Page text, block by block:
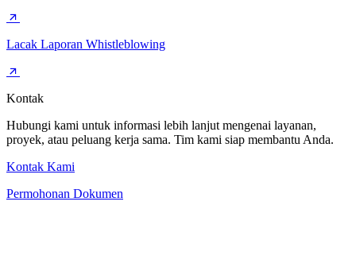
Lacak Laporan Whistleblowing
Kontak
Hubungi kami untuk informasi lebih lanjut mengenai layanan,
proyek, atau peluang kerja sama. Tim kami siap membantu Anda.
Kontak Kami
Permohonan Dokumen